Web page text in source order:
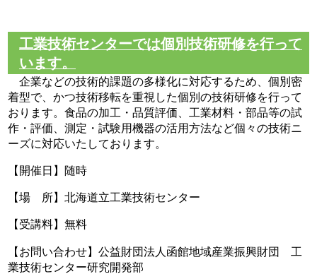
工業技術センターでは個別技術研修を行って
います。
企業などの技術的課題の多様化に対応するため、個別密
着型で、かつ技術移転を重視した個別の技術研修を行って
おります。食品の加工・品質評価、工業材料・部品等の試
作・評価、測定・試験用機器の活用方法など個々の技術ニ
ーズに対応いたしております。
【開催日】随時
【場 所】北海道立工業技術センター
【受講料】無料
【お問い合わせ】公益財団法人函館地域産業振興財団 工
業技術センター研究開発部